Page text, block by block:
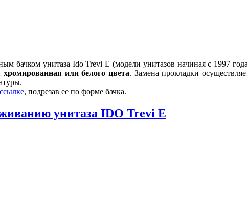
бачком унитаза Ido Trevi E (модели унитазов начиная с 1997
или белого цвета. Замена прокладки
, подрезав ее по форме бачка.
унитаза IDO Trevi E